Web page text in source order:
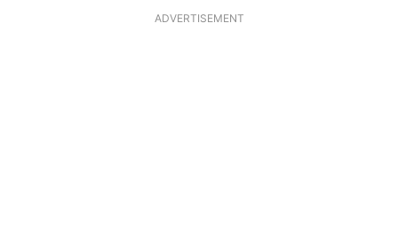
ADVERTISEMENT